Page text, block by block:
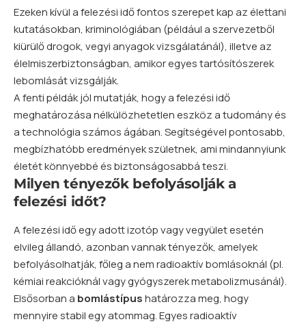
Ezeken kívül a felezési idő fontos szerepet kap az élettani
kutatásokban, kriminológiában (például a szervezetből
kiürülő drogok, vegyi anyagok vizsgálatánál), illetve az
élelmiszerbiztonságban, amikor egyes tartósítószerek
lebomlását vizsgálják.
A fenti példák jól mutatják, hogy a felezési idő
meghatározása nélkülözhetetlen eszköz a tudomány és
a technológia számos ágában. Segítségével pontosabb,
megbízhatóbb eredmények születnek, ami mindannyiunk
életét könnyebbé és biztonságosabbá teszi.
Milyen tényezők befolyásolják a
felezési időt?
A felezési idő egy adott izotóp vagy vegyület esetén
elvileg állandó, azonban vannak tényezők, amelyek
befolyásolhatják, főleg a nem radioaktív bomlásoknál (pl.
kémiai reakcióknál vagy gyógyszerek metabolizmusánál).
Elsősorban a bomlástípushatározza meg, hogy
mennyire stabil egy atommag. Egyes radioaktív